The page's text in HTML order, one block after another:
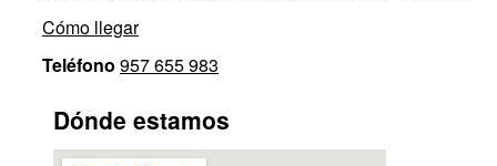
Cómo llegar
Teléfono 957 655 983
Dónde estamos